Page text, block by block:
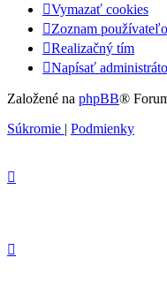
Vymazať cookies
Zoznam
Realizačný tím
Napísať
Založené na phpBB®
Súkromie | Podmienky